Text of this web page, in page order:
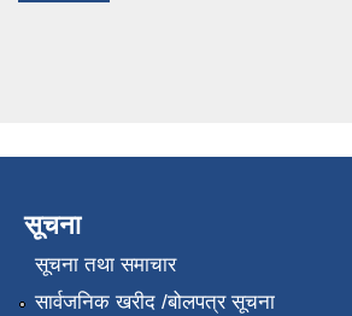
सूचना
सूचना तथा समाचार
सार्वजनिक खरीद /बोलपत्र सूचना